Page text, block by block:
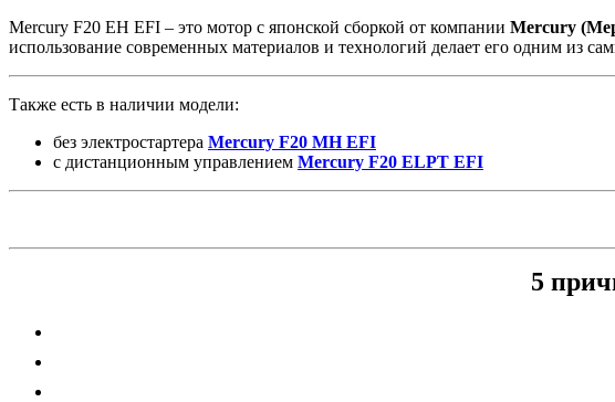
Mercury F20 EH EFI – это мотор с японской сборкой от компании Mercury
использование современных материалов и технологий делает его одним из
Также есть в наличии модели:
без электростартера Mercury F20 MH EFI
с дистанционным управлением Mercury F20 ELPT EFI
5